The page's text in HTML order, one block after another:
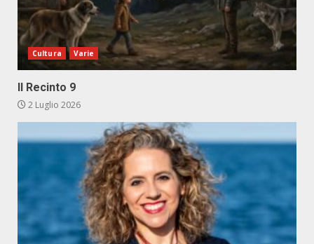
Cultura Varie
Il Recinto 9
2 Luglio 2026